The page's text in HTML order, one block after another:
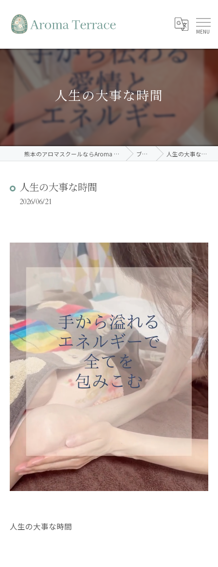
人生の大事な時間
熊本のアロマスクールならAroma Terrace ブログ 人生の大事な時間
人生の大事な時間
2026/06/21
人生の大事な時間